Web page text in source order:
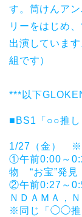
す。筒けんア
リーをはじめ
出演していま
組です）
***以下
■BS1「○○推し
1/27（金）
①午前0:00～
物 “お宝”発見
②午前0:27～
ＮＤＡＭＡ，
※同じ「◯◯推